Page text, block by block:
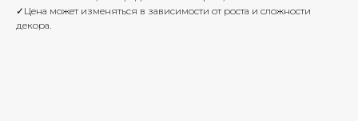
✓Цена может изменяться в зависимости от роста и сложности
декора.